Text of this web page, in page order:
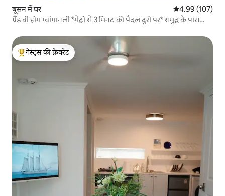
बूसन में घर औसत रेटिंग 5 में से
4.99 (107)
ग्रैंड वी होम ग्वांगानली *मेट्रो से 3 मिनट की पैदल दूरी पर* समुद्र के पास
स्पॉट के पास
गेस्ट्स का टॉप फ़ेवरेट
गेस्ट्स की फ़ेवरेट